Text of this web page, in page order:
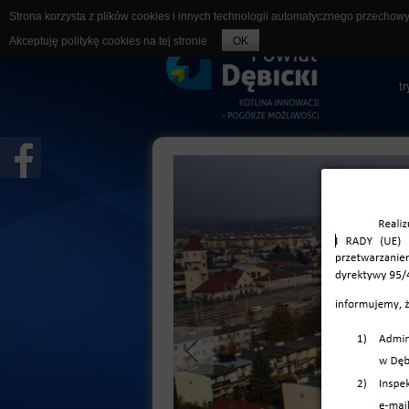
Strona korzysta z plików cookies i innych technologii automatycznego
Akceptuję politykę cookies na tej stronie
OK